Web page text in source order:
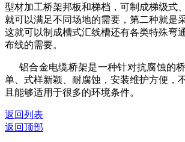
型材加工桥架邦板和梯档，可制成梯级式
就可以满足不同场地的需要，第二种就是
这就可以制成槽式汇线槽还有各类特殊弯
布线的需要。
铝合金电缆桥架是一种针对抗腐蚀的
单、式样新颖、耐腐蚀，安装维护方便，
且能够适用于很多的环境条件。
返回列表
返回顶部